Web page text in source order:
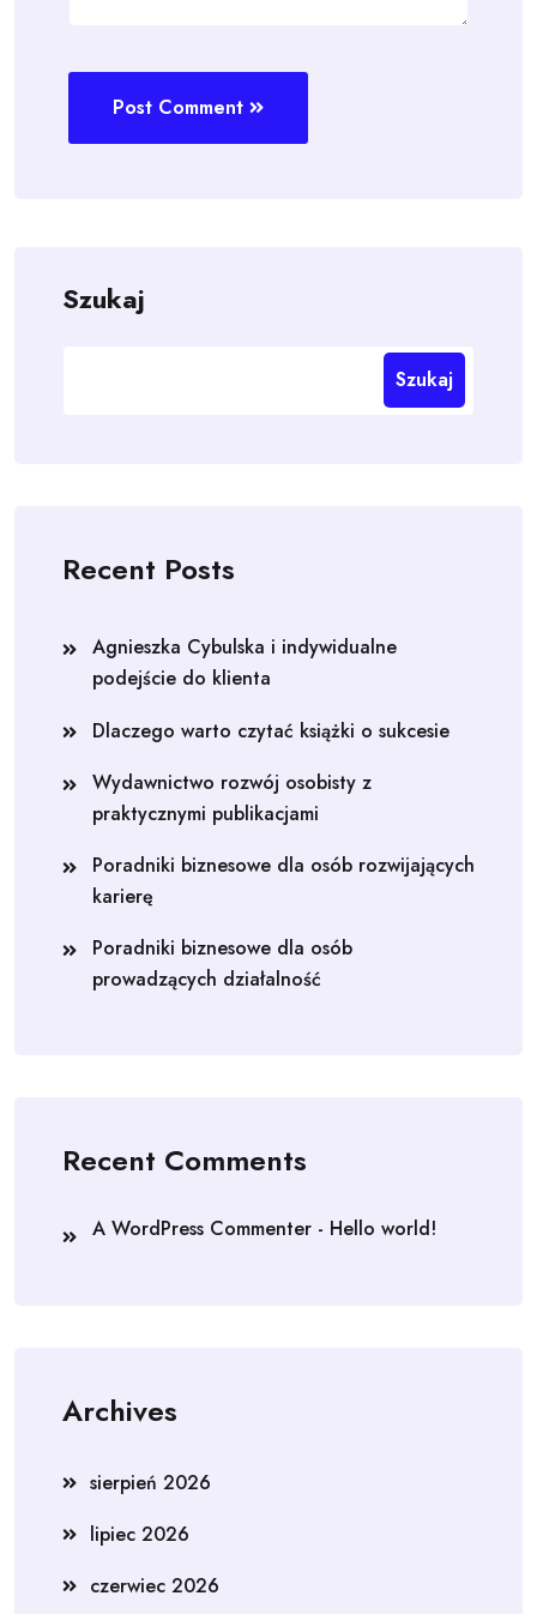
Post Comment
Szukaj
Szukaj
Recent Posts
Agnieszka Cybulska i indywidualne
podejście do klienta
Dlaczego warto czytać książki o sukcesie
Wydawnictwo rozwój osobisty z
praktycznymi publikacjami
Poradniki biznesowe dla osób rozwijających
karierę
Poradniki biznesowe dla osób
prowadzących działalność
Recent Comments
A WordPress Commenter - Hello world!
Archives
sierpień 2026
lipiec 2026
czerwiec 2026